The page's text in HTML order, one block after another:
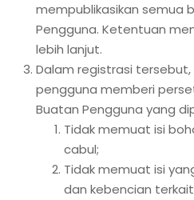
mempublikasikan semua
Pengguna. Ketentuan
lebih lanjut.
Dalam registrasi
pengguna memberi
Buatan Pengguna yang
Tidak memuat isi
cabul;
Tidak memuat isi
dan kebencian